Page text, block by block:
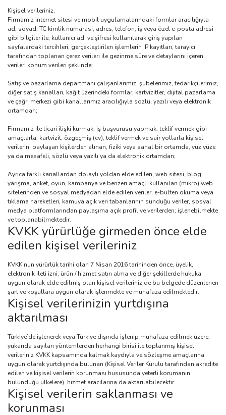
Kişisel verileriniz,
Firmamız internet sitesi ve mobil uygulamalarındaki formlar aracılığıyla
ad, soyad, TC kimlik numarası, adres, telefon, iş veya özel e-posta adresi
gibi bilgiler ile; kullanıcı adı ve şifresi kullanılarak giriş yapılan
sayfalardaki tercihleri, gerçekleştirilen işlemlerin IP kayıtları, tarayıcı
tarafından toplanan çerez verileri ile gezinme süre ve detaylarını içeren
veriler, konum verileri şeklinde;
Satış ve pazarlama departmanı çalışanlarımız, şubelerimiz, tedarikçilerimiz,
diğer satış kanalları, kağıt üzerindeki formlar, kartvizitler, dijital pazarlama
ve çağrı merkezi gibi kanallarımız aracılığıyla sözlü, yazılı veya elektronik
ortamdan;
Firmamız ile ticari ilişki kurmak, iş başvurusu yapmak, teklif vermek gibi
amaçlarla, kartvizit, özgeçmiş (cv), teklif vermek ve sair yollarla kişisel
verilerini paylaşan kişilerden alınan, fiziki veya sanal bir ortamda, yüz yüze
ya da mesafeli, sözlü veya yazılı ya da elektronik ortamdan;
Ayrıca farklı kanallardan dolaylı yoldan elde edilen, web sitesi, blog,
yarışma, anket, oyun, kampanya ve benzeri amaçlı kullanılan (mikro) web
sitelerinden ve sosyal medyadan elde edilen veriler, e-bülten okuma veya
tıklama hareketleri, kamuya açık veri tabanlarının sunduğu veriler, sosyal
medya platformlarından paylaşıma açık profil ve verilerden; işlenebilmekte
ve toplanabilmektedir.
KVKK yürürlüğe girmeden önce elde
edilen kişisel verileriniz
KVKK’nun yürürlük tarihi olan 7 Nisan 2016 tarihinden önce, üyelik,
elektronik ileti izni, ürün / hizmet satın alma ve diğer şekillerde hukuka
uygun olarak elde edilmiş olan kişisel verileriniz de bu belgede düzenlenen
şart ve koşullara uygun olarak işlenmekte ve muhafaza edilmektedir.
Kişisel verilerinizin yurtdışına
aktarılması
Türkiye’de işlenerek veya Türkiye dışında işlenip muhafaza edilmek üzere,
yukarıda sayılan yöntemlerden herhangi birisi ile toplanmış kişisel
verileriniz KVKK kapsamında kalmak kaydıyla ve sözleşme amaçlarına
uygun olarak yurtdışında bulunan (Kişisel Veriler Kurulu tarafından akredite
edilen ve kişisel verilerin korunması hususunda yeterli korumanın
bulunduğu ülkelere) hizmet aracılarına da aktarılabilecektir.
Kişisel verilerin saklanması ve
korunması